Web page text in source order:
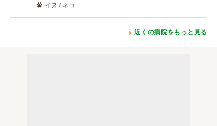
イヌ / ネコ
近くの病院をもっと見る